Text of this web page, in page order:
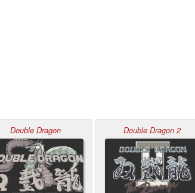
Double Dragon Double Dragon 2